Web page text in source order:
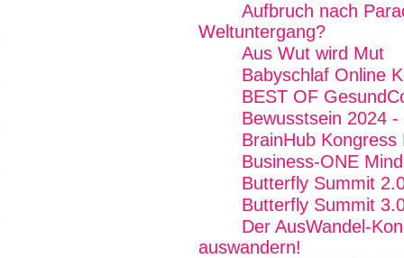
Aufbruch nach
Weltuntergang?
Aus Wut wird Mut
Babyschlaf Online
BEST OF
Bewusstsein 2024
BrainHub
Business-ONE
Butterfly Summit
Butterfly Summit
Der AusWandel-
auswandern!